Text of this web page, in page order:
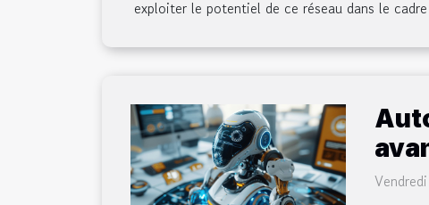
exploiter le potentiel de ce réseau dans le